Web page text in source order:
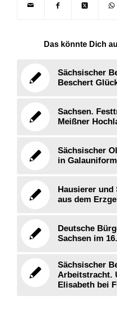
Das könnte Dich
Sächsischer
Beschert
Sachsen.
Meißner
Sächsischer
in
Hausierer
aus dem
Deutsche
Sachsen im
Sächsischer
Arbeitstracht.
Elisabeth bei